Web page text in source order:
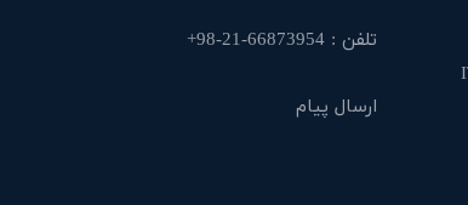
تلفن : 66873954-21-98+
ارسال پیام